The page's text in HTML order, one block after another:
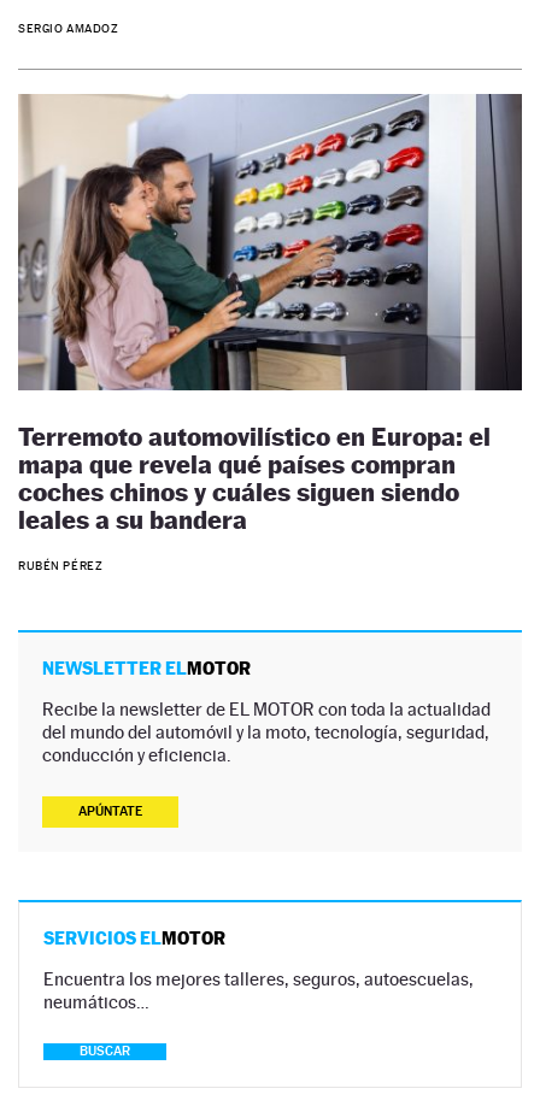
SERGIO AMADOZ
Terremoto automovilístico en Europa: el
mapa que revela qué países compran
coches chinos y cuáles siguen siendo
leales a su bandera
RUBÉN PÉREZ
NEWSLETTER ELMOTOR
Recibe la newsletter de EL MOTOR con toda la actualidad
del mundo del automóvil y la moto, tecnología, seguridad,
conducción y eficiencia.
APÚNTATE
SERVICIOS ELMOTOR
Encuentra los mejores talleres, seguros, autoescuelas,
neumáticos…
BUSCAR